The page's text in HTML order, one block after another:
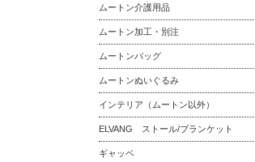
ムートン介護用品
ムートン加工・別注
ムートンバッグ
ムートンぬいぐるみ
インテリア（ムートン以外）
ELVANG ストール/ブランケット
ギャッベ